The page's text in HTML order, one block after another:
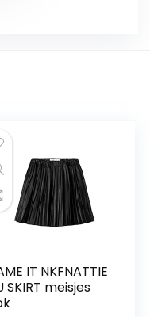
IT NKFNATTIE
SKIRT meisjes